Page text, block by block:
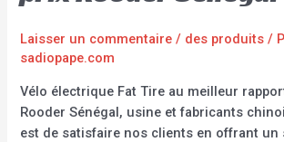
Laisser un commentaire / des produits /
sadiopape.com
Vélo électrique Fat Tire au meilleur
Rooder Sénégal, usine et fabricants
est de satisfaire nos clients en offrant un